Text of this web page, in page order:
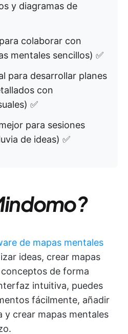
y diagramas de
colaborar con
mentales sencillos) ✅
para desarrollar planes
con
✅
para sesiones
de ideas) ✅
de mapas mentales
ideas, crear mapas
de forma
intuitiva, puedes
fácilmente, añadir
y crear mapas mentales